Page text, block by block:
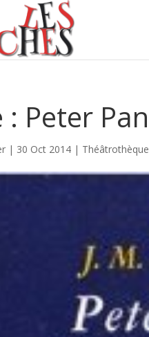
: Peter Pan
| 30 Oct 2014 | Théâtrothèque